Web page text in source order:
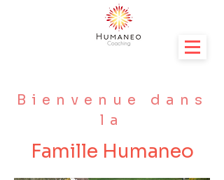
Bienvenue dans
la
Famille Humaneo